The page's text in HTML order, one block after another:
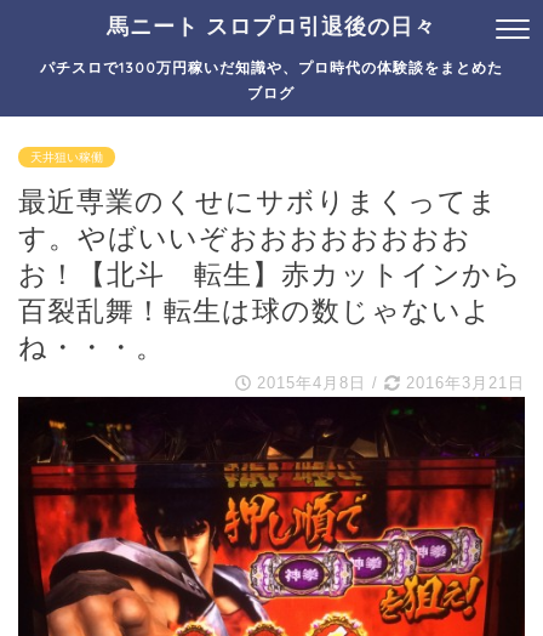
馬ニート スロプロ引退後の日々
パチスロで1300万円稼いだ知識や、プロ時代の体験談をまとめた
ブログ
天井狙い稼働
最近専業のくせにサボりまくってま
す。やばいいぞおおおおおおおお
お！【北斗 転生】赤カットインから
百裂乱舞！転生は球の数じゃないよ
ね・・・。
2015年4月8日 / 2016年3月21日